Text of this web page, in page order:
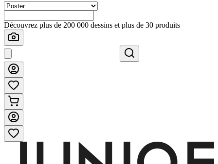
Découvrez plus de 200 000 dessins et plus de 30 produits